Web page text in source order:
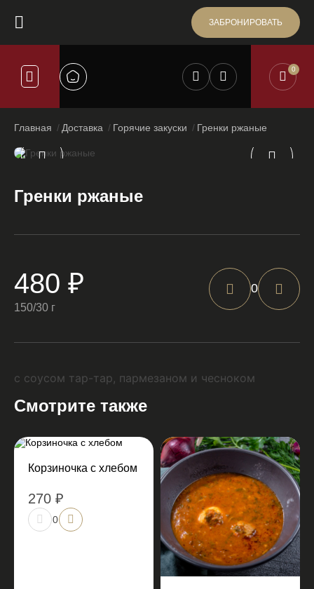
ЗАБРОНИРОВАТЬ
0
Главная Доставка Горячие закуски Гренки ржаные
Гренки ржаные
480 ₽
150/30 г
0
с соусом тар-тар, пармезаном и чесноком
Смотрите также
Корзиночка с хлебом
270 ₽
0